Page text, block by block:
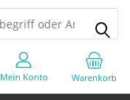
Warenkorb
Mein Konto